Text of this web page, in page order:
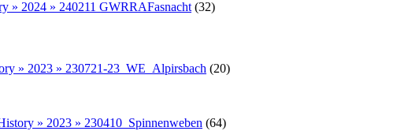
» 2024 » 240211 GWRRAFasnacht (32)
» 2023 » 230721-23_WE_Alpirsbach (20)
» 2023 » 230410_Spinnenweben (64)